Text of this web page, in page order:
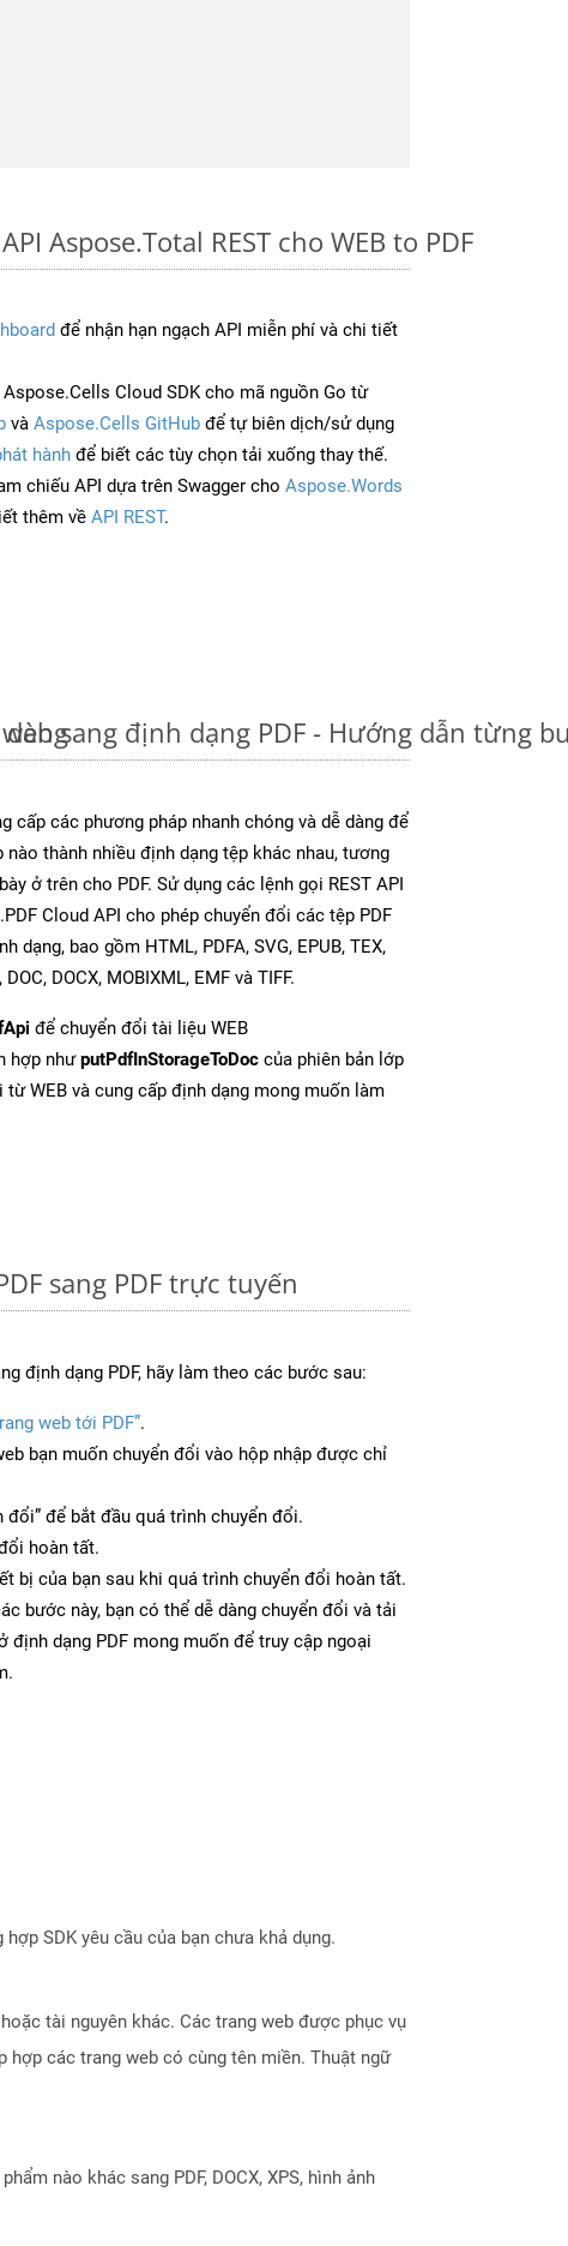
Aspose.Total REST cho WEB to PDF
để nhận hạn ngạch API miễn phí và chi tiết
Cloud SDK cho mã nguồn Go từ
và Aspose.Cells GitHub để tự biên dịch/sử dụng
hành để biết các tùy chọn tải xuống thay thế.
chiếu API dựa trên Swagger cho Aspose.Words
thêm về API REST.
dàngsang định dạng PDF - Hướng dẫn từng
cấp các phương pháp nhanh chóng và dễ dàng để
thành nhiều định dạng tệp khác nhau, tương
ở trên cho PDF. Sử dụng các lệnh gọi REST API
Cloud API cho phép chuyển đổi các tệp PDF
dạng, bao gồm HTML, PDFA, SVG, EPUB, TEX,
DOCX, MOBIXML, EMF và TIFF.
để chuyển đổi tài liệu WEB
hợp nhưputPdfInStorageToDoc của phiên bản lớp
từ WEB và cung cấp định dạng mong muốn làm
sang PDF trực tuyến
định dạng PDF, hãy làm theo các bước sau:
web tới PDF”.
bạn muốn chuyển đổi vào hộp nhập được chỉ
đổi” để bắt đầu quá trình chuyển đổi.
hoàn tất.
bị của bạn sau khi quá trình chuyển đổi hoàn tất.
bước này, bạn có thể dễ dàng chuyển đổi và tải
định dạng PDF mong muốn để truy cập ngoại
SDK yêu cầu của bạn chưa khả dụng.
tài nguyên khác. Các trang web được phục vụ
hợp các trang web có cùng tên miền. Thuật ngữ
nào khác sang PDF, DOCX, XPS, hình ảnh